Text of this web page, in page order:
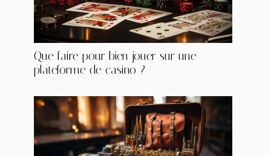
Que faire pour bien jouer sur une
plateforme de casino ?